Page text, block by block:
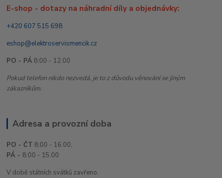
E-shop - dotazy na náhradní díly a objednávky:
+420 607 515 698
eshop@elektroservismencik.cz
PO - PÁ 8:00 - 12.00
Pokud telefon nikdo nezvedá, je to z důvodu věnování se jiným
zákazníkům.
Adresa a provozní doba
PO - ČT 8:00 - 16.00,
PÁ - 8.00 - 15.00
V době státních svátků zavřeno.